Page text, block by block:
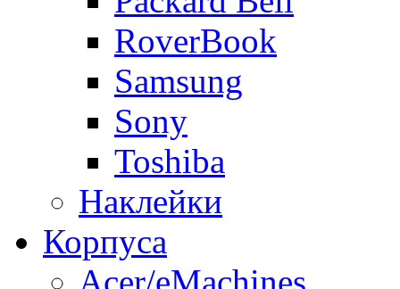
RoverBook
Samsung
Sony
Toshiba
Наклейки
Корпуса
Acer/eMachines